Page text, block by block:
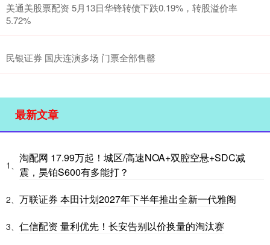
美通美股票配资 5月13日华锋转债下跌0.19%，转股溢价率
5.72%
民银证券 国庆连演多场 门票全部售罄
最新文章
1、
淘配网 17.99万起！城区/高速NOA+双腔空悬+SDC减
震，昊铂S600有多能打？
2、 万联证券 本田计划2027年下半年推出全新一代雅阁
3、 仁信配资 量利优先！长安告别以价换量的淘汰赛